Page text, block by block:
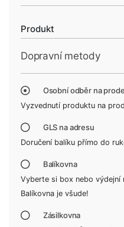
Produkt
Dopravní metody
Osobní odběr na
Vyzvednutí produktu na
GLS na adresu
Doručení balíku přímo do
Balíkovna
Vyberte si box nebo výdejní
Balíkovna je všude!
Zásilkovna